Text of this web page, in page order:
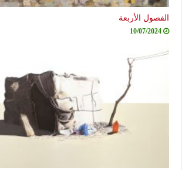
الفصول الأربعة
10/07/2024